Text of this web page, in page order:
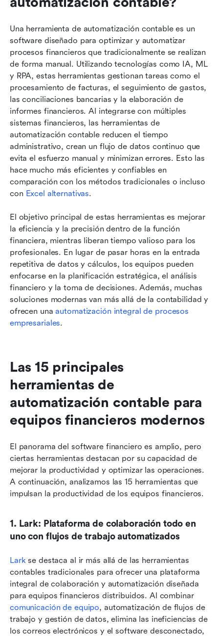
Una herramienta de automatización contable es un
software diseñado para optimizar y automatizar
procesos financieros que tradicionalmente se realizan
de forma manual. Utilizando tecnologías como IA, ML
y RPA, estas herramientas gestionan tareas como el
procesamiento de facturas, el seguimiento de gastos,
las conciliaciones bancarias y la elaboración de
informes financieros. Al integrarse con múltiples
sistemas financieros, las herramientas de
automatización contable reducen el tiempo
administrativo, crean un flujo de datos continuo que
evita el esfuerzo manual y minimizan errores. Esto las
hace mucho más eficientes y confiables en
comparación con los métodos tradicionales o incluso
con Excel alternativas.
El objetivo principal de estas herramientas es mejorar
la eficiencia y la precisión dentro de la función
financiera, mientras liberan tiempo valioso para los
profesionales. En lugar de pasar horas en la entrada
repetitiva de datos y cálculos, los equipos pueden
enfocarse en la planificación estratégica, el análisis
financiero y la toma de decisiones. Además, muchas
soluciones modernas van más allá de la contabilidad y
ofrecen una automatización integral de procesos
empresariales.
Las 15 principales
herramientas de
automatización contable para
equipos financieros modernos
El panorama del software financiero es amplio, pero
ciertas herramientas destacan por su capacidad de
mejorar la productividad y optimizar las operaciones.
A continuación, analizamos las 15 herramientas que
impulsan la productividad de los equipos financieros.
1. Lark: Plataforma de colaboración todo en
uno con flujos de trabajo automatizados
Lark se destaca al ir más allá de las herramientas
contables tradicionales para ofrecer una plataforma
integral de colaboración y automatización diseñada
para equipos financieros distribuidos. Al combinar
comunicación de equipo, automatización de flujos de
trabajo y gestión de datos, elimina las ineficiencias de
los correos electrónicos y el software desconectado,